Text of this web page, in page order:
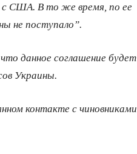
с США. В то же время, по ее
не поступало”.
данное соглашение будет
Украины.
контакте с чиновниками